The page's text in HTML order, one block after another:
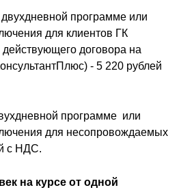
двухдневной программе или
для клиентов ГК
договора на
- 5 220 рублей
программе или
для несопровождаемых
с НДС.
на курсе от одной